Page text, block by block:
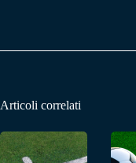
Articoli correlati